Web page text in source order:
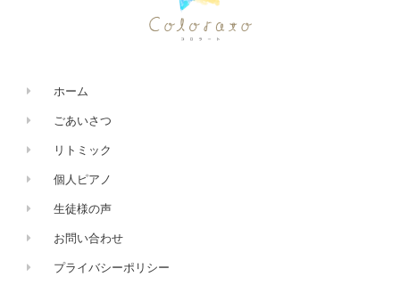
ホーム
ごあいさつ
リトミック
個人ピアノ
生徒様の声
お問い合わせ
プライバシーポリシー